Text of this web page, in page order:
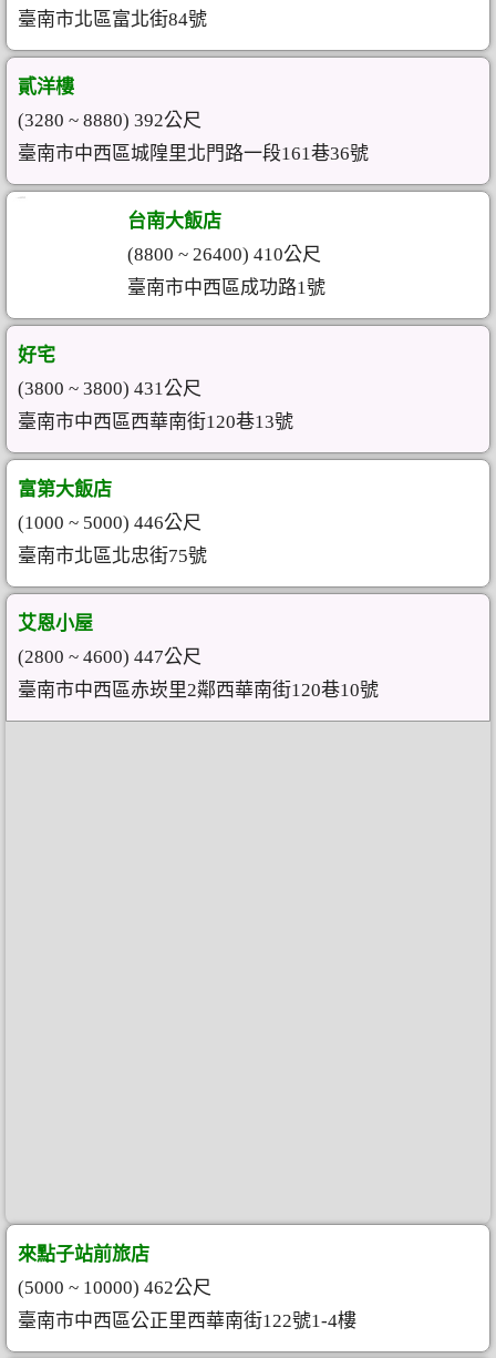
臺南市北區富北街84號
貳洋樓
(3280 ~ 8880) 392公尺
臺南市中西區城隍里北門路一段161巷36號
台南大飯店
(8800 ~ 26400) 410公尺
臺南市中西區成功路1號
好宅
(3800 ~ 3800) 431公尺
臺南市中西區西華南街120巷13號
富第大飯店
(1000 ~ 5000) 446公尺
臺南市北區北忠街75號
艾恩小屋
(2800 ~ 4600) 447公尺
臺南市中西區赤崁里2鄰西華南街120巷10號
來點子站前旅店
(5000 ~ 10000) 462公尺
臺南市中西區公正里西華南街122號1-4樓